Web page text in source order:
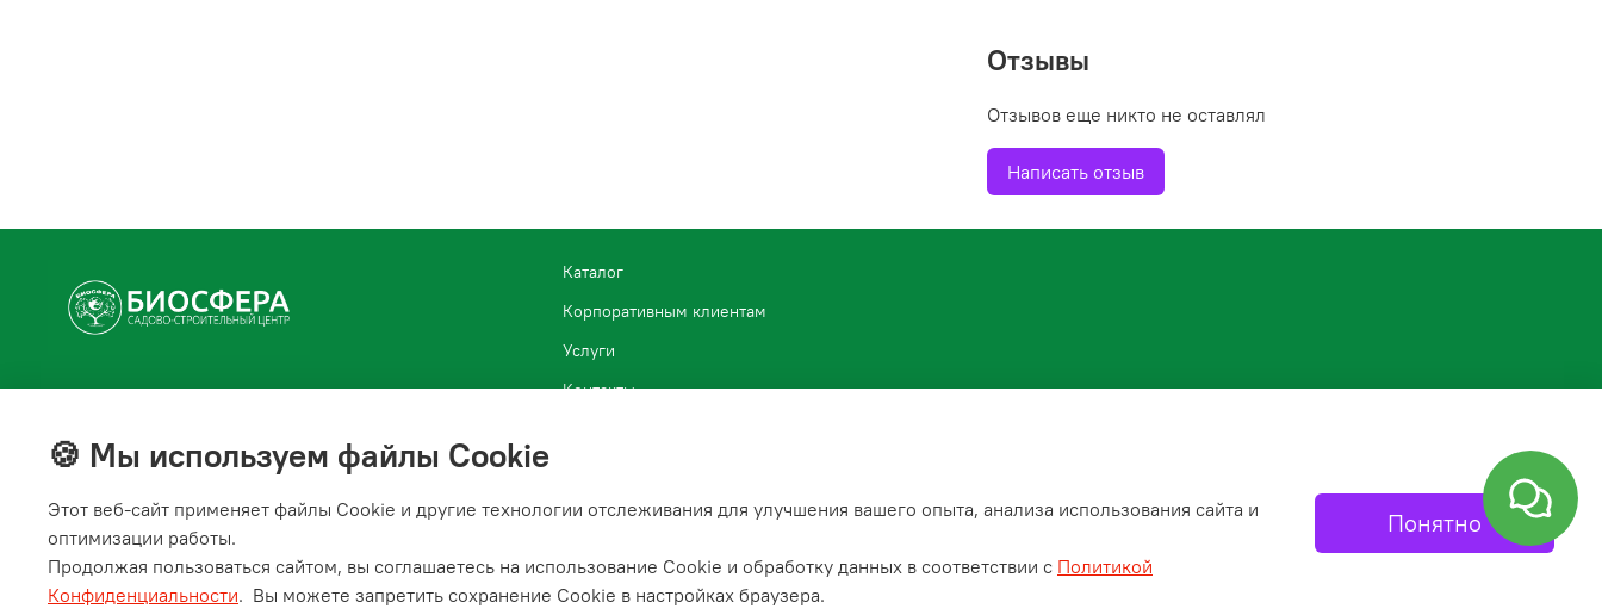
Отзывы
Отзывов еще никто не оставлял
Написать отзыв
Каталог
Корпоративным клиентам
Услуги
Контакты
Политика конфиденциальности и оферта
справочная служба
Мы в соц. сетях
🍪 Мы используем файлы Cookie
Этот веб‑сайт применяет файлы Cookie и другие технологии отслеживания для улучшения вашего опыта, анализа использования сайта и
оптимизации работы.
Продолжая пользоваться сайтом, вы соглашаетесь на использование Cookie и обработку данных в соответствии с Политикой
Конфиденциальности. Вы можете запретить сохранение Cookie в настройках браузера.
Понятно